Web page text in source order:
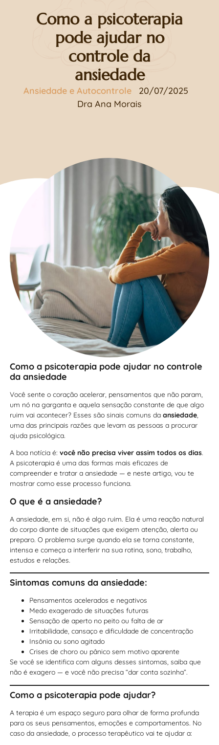
Como a psicoterapia
pode ajudar no
controle da
ansiedade
Ansiedade e Autocontrole
20/07/2025
Dra Ana Morais
Como a psicoterapia pode ajudar no controle
da ansiedade
Você sente o coração acelerar, pensamentos que não param,
um nó na garganta e aquela sensação constante de que algo
ruim vai acontecer? Esses são sinais comuns da ansiedade,
uma das principais razões que levam as pessoas a procurar
ajuda psicológica.
A boa notícia é: você não precisa viver assim todos os dias.
A psicoterapia é uma das formas mais eficazes de
compreender e tratar a ansiedade — e neste artigo, vou te
mostrar como esse processo funciona.
O que é a ansiedade?
A ansiedade, em si, não é algo ruim. Ela é uma reação natural
do corpo diante de situações que exigem atenção, alerta ou
preparo. O problema surge quando ela se torna constante,
intensa e começa a interferir na sua rotina, sono, trabalho,
estudos e relações.
Sintomas comuns da ansiedade:
Pensamentos acelerados e negativos
Medo exagerado de situações futuras
Sensação de aperto no peito ou falta de ar
Irritabilidade, cansaço e dificuldade de concentração
Insônia ou sono agitado
Crises de choro ou pânico sem motivo aparente
Se você se identifica com alguns desses sintomas, saiba que
não é exagero — e você não precisa “dar conta sozinha”.
Como a psicoterapia pode ajudar?
A terapia é um espaço seguro para olhar de forma profunda
para os seus pensamentos, emoções e comportamentos. No
caso da ansiedade, o processo terapêutico vai te ajudar a: